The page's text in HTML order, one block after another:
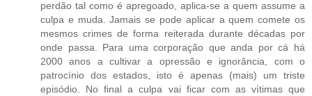
perdão tal como é apregoado, aplica-se a quem assume a
culpa e muda. Jamais se pode aplicar a quem comete os
mesmos crimes de forma reiterada durante décadas por
onde passa. Para uma corporação que anda por cá há
2000 anos a cultivar a opressão e ignorância, com o
patrocínio dos estados, isto é apenas (mais) um triste
episódio. No final a culpa vai ficar com as vítimas que